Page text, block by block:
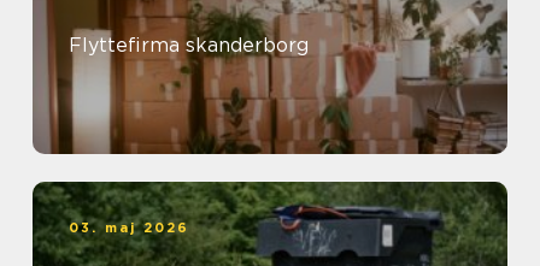
Flyttefirma skanderborg
03. maj 2026